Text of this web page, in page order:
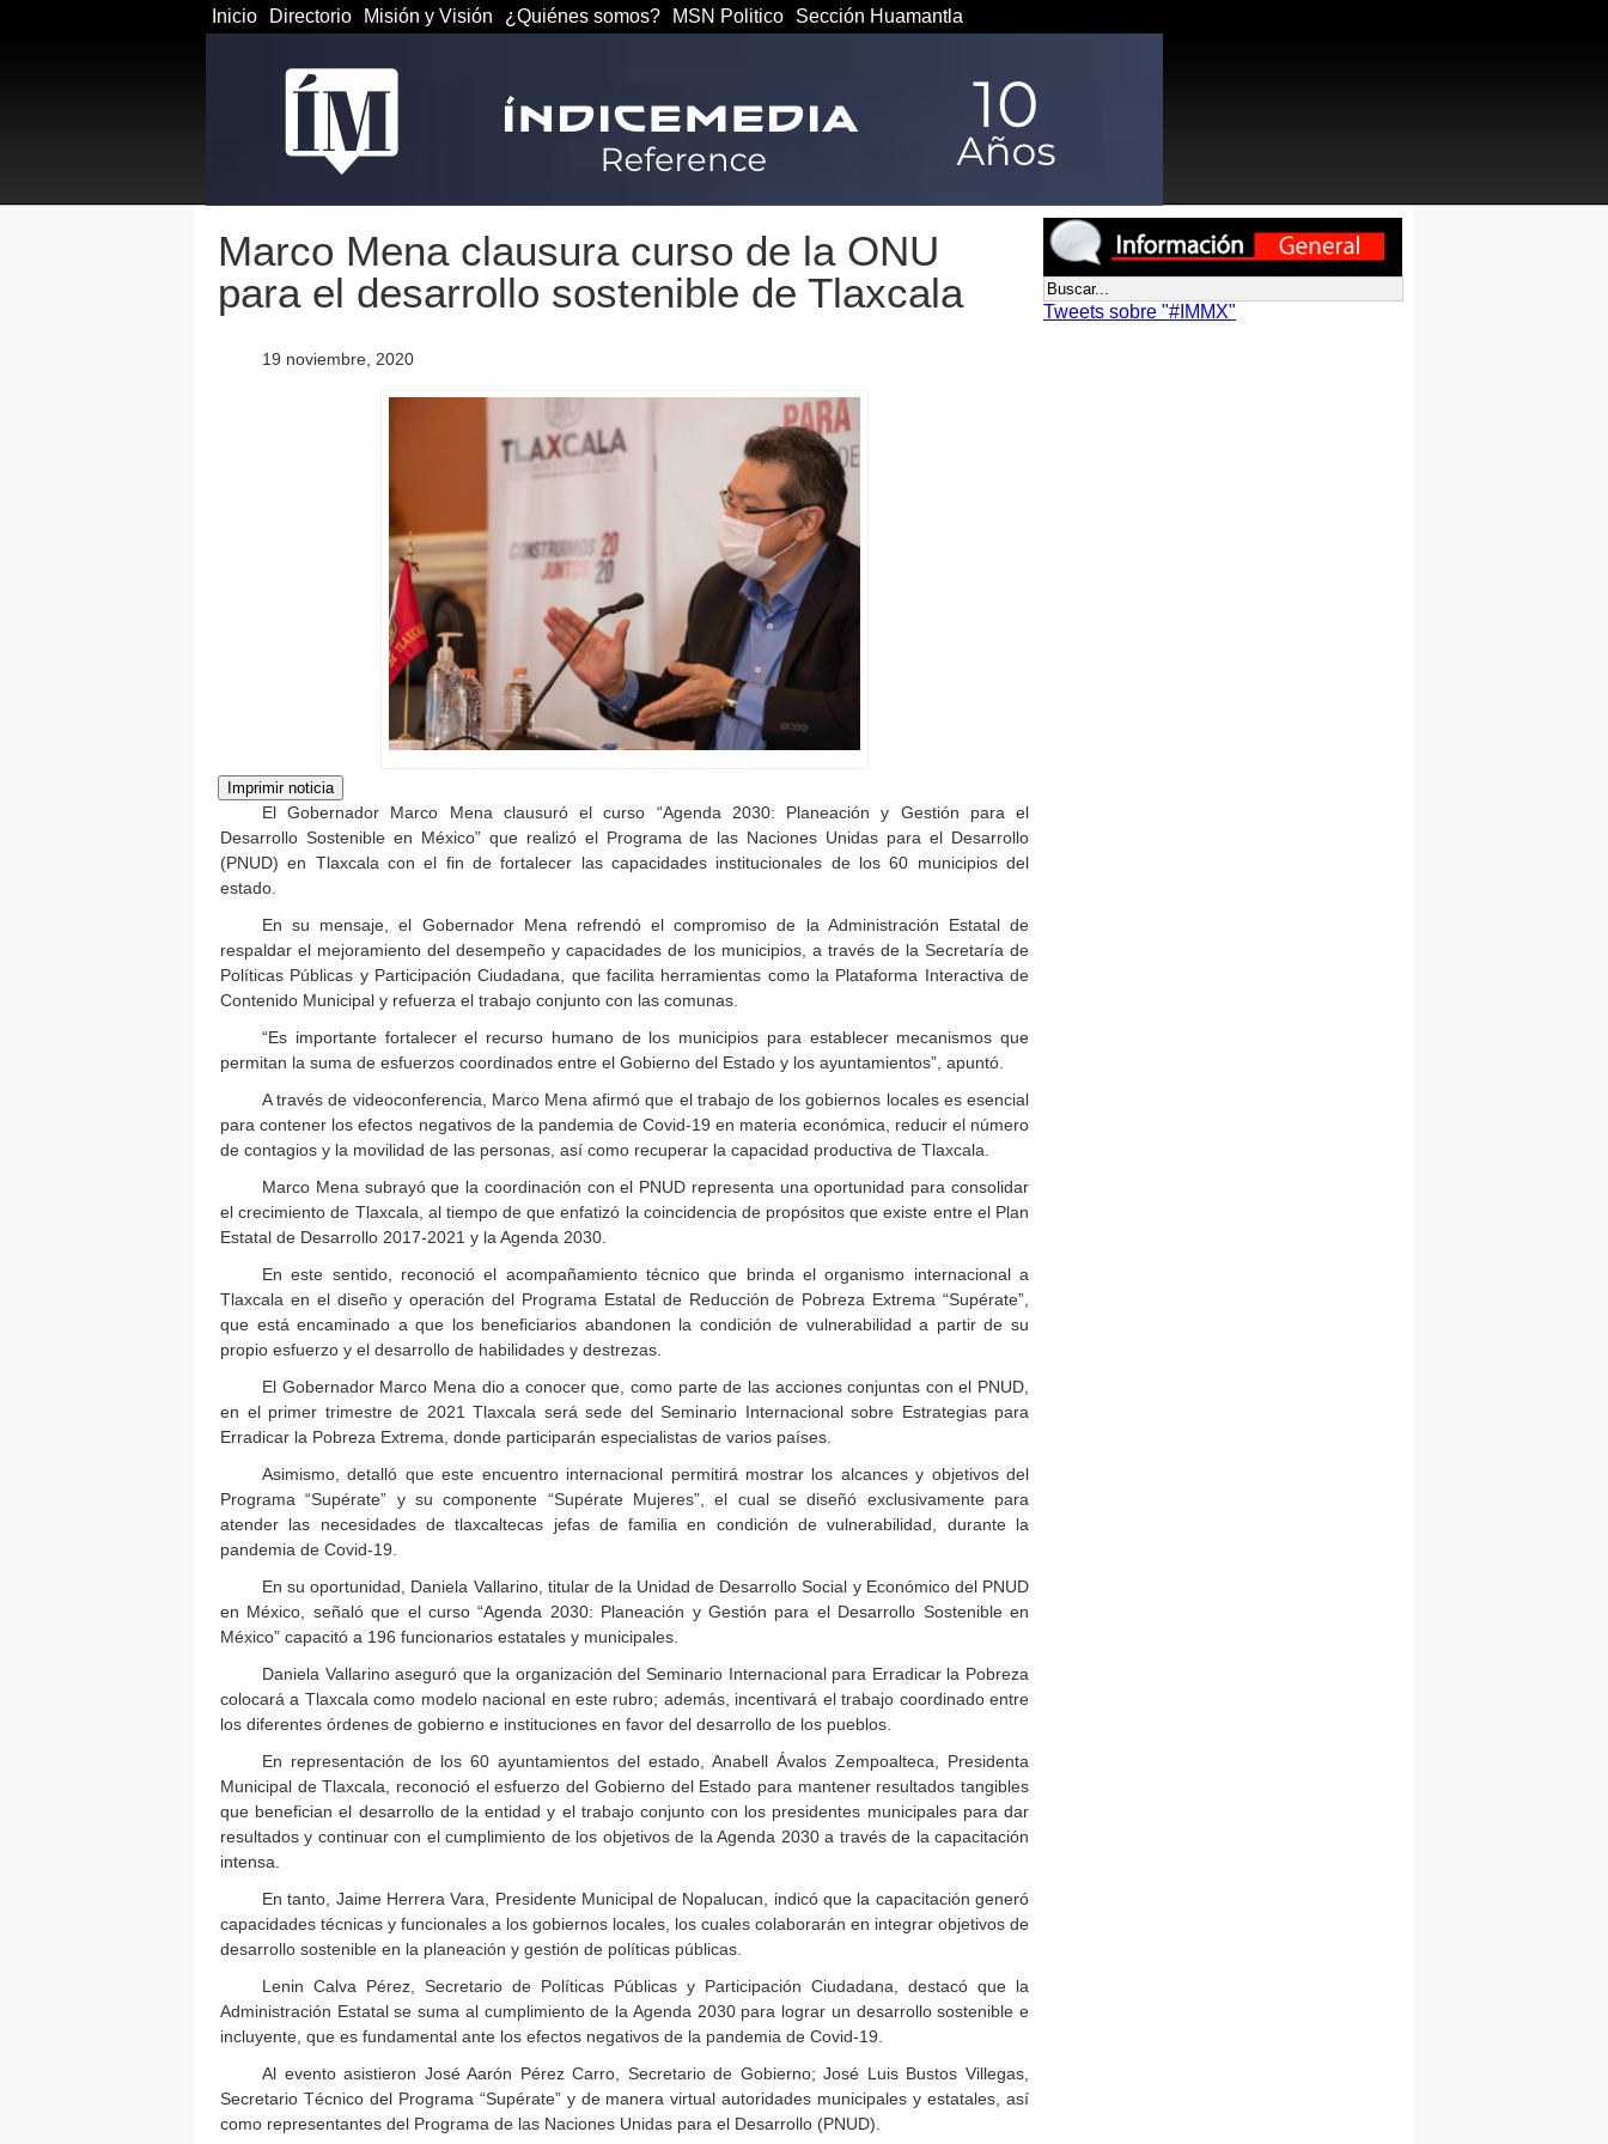
Inicio Directorio Misión y Visión ¿Quiénes somos? MSN Politico Sección Huamantla
Marco Mena clausura curso de la ONU
para el desarrollo sostenible de Tlaxcala
19 noviembre, 2020
El Gobernador Marco Mena clausuró el curso “Agenda 2030: Planeación y Gestión para el
Desarrollo Sostenible en México” que realizó el Programa de las Naciones Unidas para el Desarrollo
(PNUD) en Tlaxcala con el fin de fortalecer las capacidades institucionales de los 60 municipios del
estado.
En su mensaje, el Gobernador Mena refrendó el compromiso de la Administración Estatal de
respaldar el mejoramiento del desempeño y capacidades de los municipios, a través de la Secretaría de
Políticas Públicas y Participación Ciudadana, que facilita herramientas como la Plataforma Interactiva de
Contenido Municipal y refuerza el trabajo conjunto con las comunas.
“Es importante fortalecer el recurso humano de los municipios para establecer mecanismos que
permitan la suma de esfuerzos coordinados entre el Gobierno del Estado y los ayuntamientos”, apuntó.
A través de videoconferencia, Marco Mena afirmó que el trabajo de los gobiernos locales es esencial
para contener los efectos negativos de la pandemia de Covid-19 en materia económica, reducir el número
de contagios y la movilidad de las personas, así como recuperar la capacidad productiva de Tlaxcala.
Marco Mena subrayó que la coordinación con el PNUD representa una oportunidad para consolidar
el crecimiento de Tlaxcala, al tiempo de que enfatizó la coincidencia de propósitos que existe entre el Plan
Estatal de Desarrollo 2017-2021 y la Agenda 2030.
En este sentido, reconoció el acompañamiento técnico que brinda el organismo internacional a
Tlaxcala en el diseño y operación del Programa Estatal de Reducción de Pobreza Extrema “Supérate”,
que está encaminado a que los beneficiarios abandonen la condición de vulnerabilidad a partir de su
propio esfuerzo y el desarrollo de habilidades y destrezas.
El Gobernador Marco Mena dio a conocer que, como parte de las acciones conjuntas con el PNUD,
en el primer trimestre de 2021 Tlaxcala será sede del Seminario Internacional sobre Estrategias para
Erradicar la Pobreza Extrema, donde participarán especialistas de varios países.
Asimismo, detalló que este encuentro internacional permitirá mostrar los alcances y objetivos del
Programa “Supérate” y su componente “Supérate Mujeres”, el cual se diseñó exclusivamente para
atender las necesidades de tlaxcaltecas jefas de familia en condición de vulnerabilidad, durante la
pandemia de Covid-19.
En su oportunidad, Daniela Vallarino, titular de la Unidad de Desarrollo Social y Económico del PNUD
en México, señaló que el curso “Agenda 2030: Planeación y Gestión para el Desarrollo Sostenible en
México” capacitó a 196 funcionarios estatales y municipales.
Daniela Vallarino aseguró que la organización del Seminario Internacional para Erradicar la Pobreza
colocará a Tlaxcala como modelo nacional en este rubro; además, incentivará el trabajo coordinado entre
los diferentes órdenes de gobierno e instituciones en favor del desarrollo de los pueblos.
En representación de los 60 ayuntamientos del estado, Anabell Ávalos Zempoalteca, Presidenta
Municipal de Tlaxcala, reconoció el esfuerzo del Gobierno del Estado para mantener resultados tangibles
que benefician el desarrollo de la entidad y el trabajo conjunto con los presidentes municipales para dar
resultados y continuar con el cumplimiento de los objetivos de la Agenda 2030 a través de la capacitación
intensa.
En tanto, Jaime Herrera Vara, Presidente Municipal de Nopalucan, indicó que la capacitación generó
capacidades técnicas y funcionales a los gobiernos locales, los cuales colaborarán en integrar objetivos de
desarrollo sostenible en la planeación y gestión de políticas públicas.
Lenin Calva Pérez, Secretario de Políticas Públicas y Participación Ciudadana, destacó que la
Administración Estatal se suma al cumplimiento de la Agenda 2030 para lograr un desarrollo sostenible e
incluyente, que es fundamental ante los efectos negativos de la pandemia de Covid-19.
Al evento asistieron José Aarón Pérez Carro, Secretario de Gobierno; José Luis Bustos Villegas,
Secretario Técnico del Programa “Supérate” y de manera virtual autoridades municipales y estatales, así
como representantes del Programa de las Naciones Unidas para el Desarrollo (PNUD).
Tweets sobre "#IMMX"